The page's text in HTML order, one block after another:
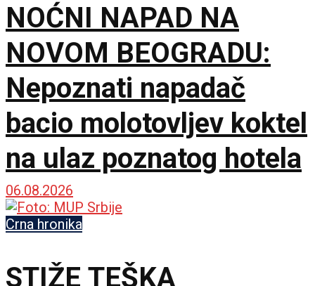
NOĆNI NAPAD NA
NOVOM BEOGRADU:
Nepoznati napadač
bacio molotovljev koktel
na ulaz poznatog hotela
06.08.2026
Crna hronika
STIŽE TEŠKA